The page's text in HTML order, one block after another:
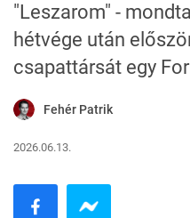
"Leszarom" -
hétvége után
csapattársát egy
Fehér Patrik
2026.06.13.